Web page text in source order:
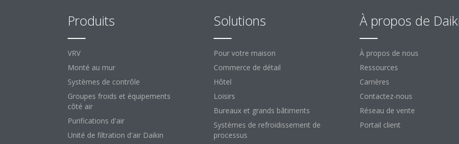
Produits
VRV
Monté au mur
Systèmes de contrôle
Groupes froids et équipements
côté air
Purifications d'air
Unité de filtration d'air Daikin
Solutions
Pour votre maison
Commerce de détail
Hôtel
Loisirs
Bureaux et grands bâtiments
Systèmes de refroidissement de
processus
À propos de
À propos de nous
Ressources
Carrières
Contactez-nous
Réseau de vente
Portail client